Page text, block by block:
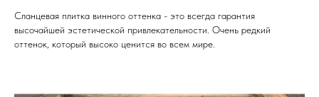
Сланцевая плитка винного оттенка - это всегда гарантия
высочайшей эстетической привлекательности. Очень редкий
оттенок, который высоко ценится во всем мире.